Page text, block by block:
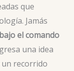
que
Jamás
bajo el comando
una idea
un recorrido